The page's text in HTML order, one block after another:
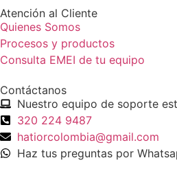
Atención al Cliente
Quienes Somos
Procesos y productos
Consulta EMEI de tu equipo
Contáctanos
Nuestro equipo de soporte
320 224 9487
hatiorcolombia@gmail.com
Haz tus preguntas por